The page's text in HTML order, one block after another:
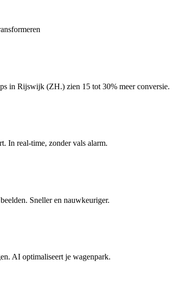
in Rijswijk (ZH.) zien 15 tot 30% meer conversie.
In real-time, zonder vals alarm.
Sneller en nauwkeuriger.
AI optimaliseert je wagenpark.